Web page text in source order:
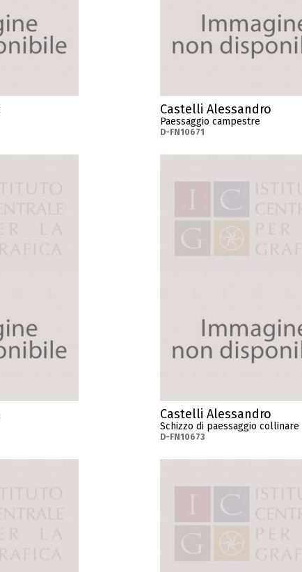
Castelli Alessandro
Paessaggio campestre
D-FN10671
Castelli Alessandro
Schizzo di paessaggio collinare
D-FN10673